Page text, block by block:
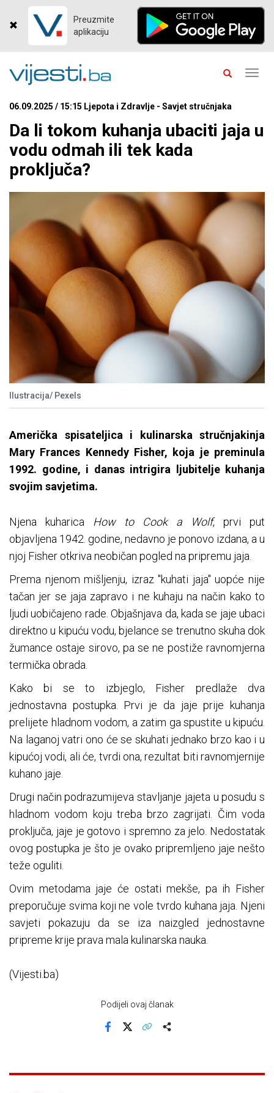
Preuzmite
aplikaciju
06.09.2025 / 15:15 Ljepota i Zdravlje - Savjet stručnjaka
Da li tokom kuhanja ubaciti jaja u
vodu odmah ili tek kada
proključa?
Ilustracija/ Pexels
Američka spisateljica i kulinarska stručnjakinja
Mary Frances Kennedy Fisher, koja je preminula
1992. godine, i danas intrigira ljubitelje kuhanja
svojim savjetima.
Njena kuharica How to Cook a Wolf, prvi put
objavljena 1942. godine, nedavno je ponovo izdana, a u
njoj Fisher otkriva neobičan pogled na pripremu jaja.
Prema njenom mišljenju, izraz "kuhati jaja" uopće nije
tačan jer se jaja zapravo i ne kuhaju na način kako to
ljudi uobičajeno rade. Objašnjava da, kada se jaje ubaci
direktno u kipuću vodu, bjelance se trenutno skuha dok
žumance ostaje sirovo, pa se ne postiže ravnomjerna
termička obrada.
Kako bi se to izbjeglo, Fisher predlaže dva
jednostavna postupka. Prvi je da jaje prije kuhanja
prelijete hladnom vodom, a zatim ga spustite u kipuću.
Na laganoj vatri ono će se skuhati jednako brzo kao i u
kipućoj vodi, ali će, tvrdi ona, rezultat biti ravnomjernije
kuhano jaje.
Drugi način podrazumijeva stavljanje jajeta u posudu s
hladnom vodom koju treba brzo zagrijati. Čim voda
proključa, jaje je gotovo i spremno za jelo. Nedostatak
ovog postupka je što je ovako pripremljeno jaje nešto
teže oguliti.
Ovim metodama jaje će ostati mekše, pa ih Fisher
preporučuje svima koji ne vole tvrdo kuhana jaja. Njeni
savjeti pokazuju da se iza naizgled jednostavne
pripreme krije prava mala kulinarska nauka.
(Vijesti.ba)
Podijeli ovaj članak